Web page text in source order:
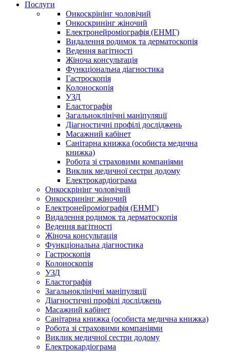
Послуги
Онкоскрінінг чоловічий
Онкоскринінг жіночий
Електронейроміографія (ЕНМГ)
Видалення родимок та дерматоскопія
Ведення вагітності
Жіноча консультація
Функціональна діагностика
Гастроскопія
Колоноскопія
УЗД
Еластографія
Загальноклінічні маніпуляції
Діагностичні профілі досліджень
Масажний кабінет
Санітарна книжка (особиста медична
книжка)
Робота зі страховими компаніями
Виклик медичної сестри додому
Електрокардіограма
Онкоскрінінг чоловічий
Онкоскринінг жіночий
Електронейроміографія (ЕНМГ)
Видалення родимок та дерматоскопія
Ведення вагітності
Жіноча консультація
Функціональна діагностика
Гастроскопія
Колоноскопія
УЗД
Еластографія
Загальноклінічні маніпуляції
Діагностичні профілі досліджень
Масажний кабінет
Санітарна книжка (особиста медична книжка)
Робота зі страховими компаніями
Виклик медичної сестри додому
Електрокардіограма